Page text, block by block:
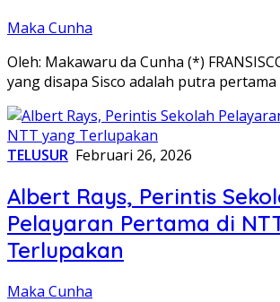
Maka Cunha
Oleh: Makawaru da Cunha (*)
yang disapa Sisco adalah putra pertama
TELUSUR Februari 26, 2026
Albert Rays, Perintis
Pelayaran Pertama di
Terlupakan
Maka Cunha